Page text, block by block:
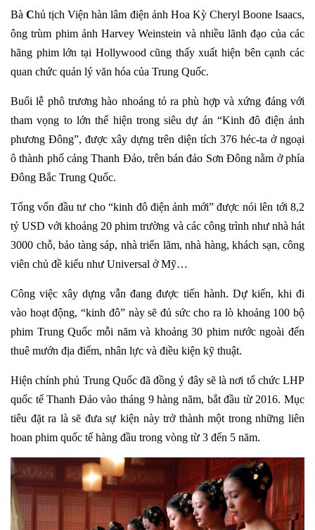
BàChủ tịch Viện hàn lâm điện ảnh Hoa Kỳ Cheryl Boone Isaacs,
ông trùm phim ảnh Harvey Weinstein và nhiều lãnh đạo của các
hãng phim lớn tại Hollywood cũng thấy xuất hiện bên cạnh các
quan chức quản lý văn hóa của Trung Quốc.
Buổi lễ phô trương hào nhoáng tỏ ra phù hợp và xứng đáng với
tham vọng to lớn thể hiện trong siêu dự án “Kinh đô điện ảnh
phương Đông”, được xây dựng trên diện tích 376 héc-ta ở ngoại
ô thành phố cảng Thanh Đảo, trên bán đảo Sơn Đông nằm ở phía
Đông Bắc Trung Quốc.
Tổng vốn đầu tư cho “kinh đô điện ảnh mới” được nói lên tới 8,2
tỷ USD với khoảng 20 phim trường và các công trình như nhà hát
3000 chỗ, bảo tàng sáp, nhà triển lãm, nhà hàng, khách sạn, công
viên chủ đề kiểu như Universal ở Mỹ…
Công việc xây dựng vẫn đang được tiến hành. Dự kiến, khi đi
vào hoạt động, “kinh đô” này sẽ đủ sức cho ra lò khoảng 100 bộ
phim Trung Quốc mỗi năm và khoảng 30 phim nước ngoài đến
thuê mướn địa điểm, nhân lực và điều kiện kỹ thuật.
Hiện chính phủ Trung Quốc đã đồng ý đây sẽ là nơi tổ chức LHP
quốc tế Thanh Đảo vào tháng 9 hàng năm, bắt đầu từ 2016. Mục
tiêu đặt ra là sẽ đưa sự kiện này trở thành một trong những liên
hoan phim quốc tế hàng đầu trong vòng từ 3 đến 5 năm.